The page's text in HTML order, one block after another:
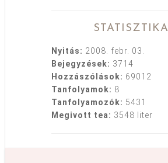
STATISZTIKA
Nyitás: 2008. febr. 03.
Bejegyzések: 3714
Hozzászólások: 69012
Tanfolyamok: 8
Tanfolyamozók: 5431
Megivott tea: 3548 liter